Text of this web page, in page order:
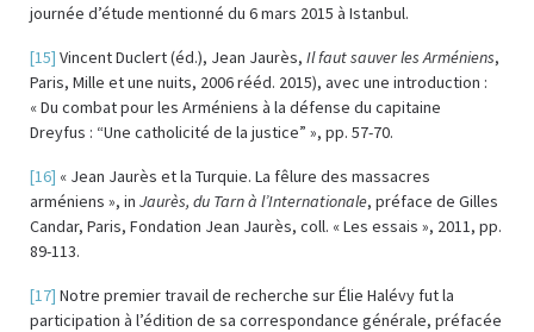
journée d’étude mentionné du 6 mars 2015 à Istanbul.
[15] Vincent Duclert (éd.), Jean Jaurès, Il faut sauver les Arméniens,
Paris, Mille et une nuits, 2006 rééd. 2015), avec une introduction :
« Du combat pour les Arméniens à la défense du capitaine
Dreyfus : “Une catholicité de la justice” », pp. 57-70.
[16] « Jean Jaurès et la Turquie. La fêlure des massacres
arméniens », in Jaurès, du Tarn à l’Internationale, préface de Gilles
Candar, Paris, Fondation Jean Jaurès, coll. « Les essais », 2011, pp.
89-113.
[17] Notre premier travail de recherche sur Élie Halévy fut la
participation à l’édition de sa correspondance générale, préfacée